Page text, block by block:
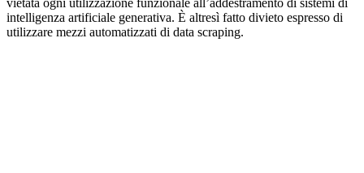
vietata ogni utilizzazione funzionale all’addestramento di sistemi di
intelligenza artificiale generativa. È altresì fatto divieto espresso di
utilizzare mezzi automatizzati di data scraping.